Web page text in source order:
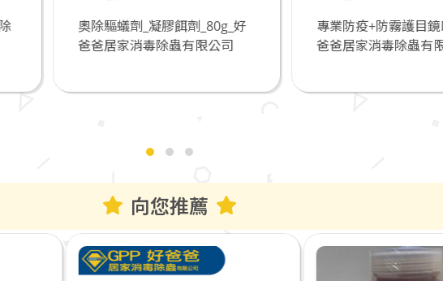
蟻劑_凝膠餌劑_80g_好
家消毒除蟲有限公司
專業防疫+防霧護目鏡M56_好
爸爸居家消毒除蟲有限公司
向您推薦